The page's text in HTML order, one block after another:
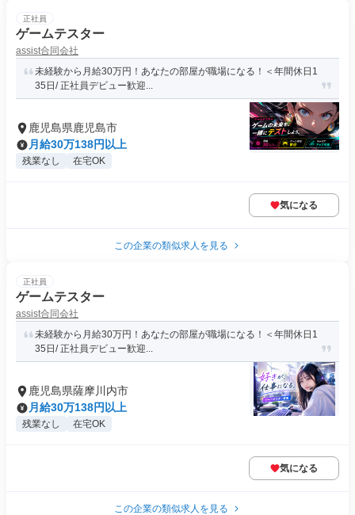
正社員
ゲームテスター
assist合同会社
未経験から月給30万円！あなたの部屋が職場になる！＜年間休日1
35日/ 正社員デビュー歓迎...
鹿児島県鹿児島市
月給30万138円以上
残業なし 在宅OK
気になる
この企業の類似求人を見る
正社員
ゲームテスター
assist合同会社
未経験から月給30万円！あなたの部屋が職場になる！＜年間休日1
35日/ 正社員デビュー歓迎...
鹿児島県薩摩川内市
月給30万138円以上
残業なし 在宅OK
気になる
この企業の類似求人を見る